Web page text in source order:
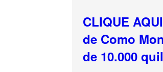
CLIQUE
de Como
de 10.000